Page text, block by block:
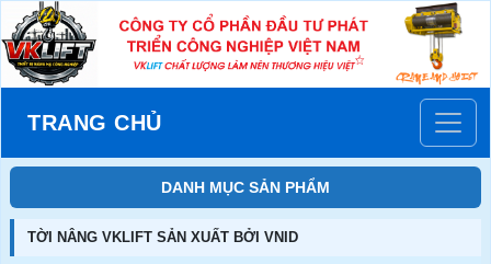
TRANG CHỦ
DANH MỤC SẢN PHẨM
TỜI NÂNG VKLIFT SẢN XUẤT BỞI VNID